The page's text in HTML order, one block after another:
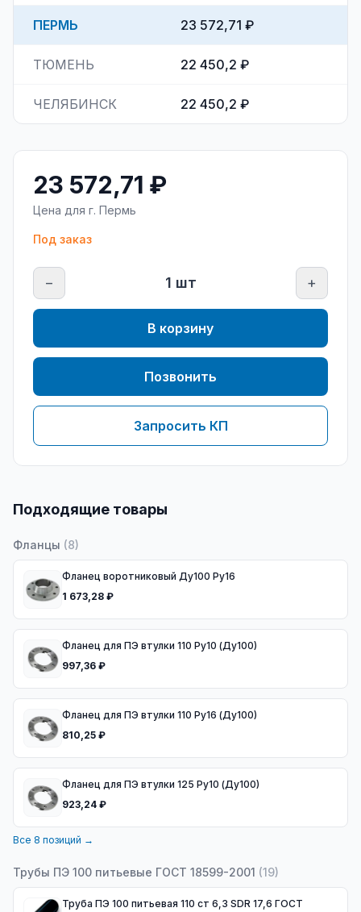
ПЕРМЬ 23 572,71 ₽
ТЮМЕНЬ 22 450,2 ₽
ЧЕЛЯБИНСК 22 450,2 ₽
23 572,71 ₽
Цена для г. Пермь
Под заказ
− 1 шт +
В корзину
Позвонить
Запросить КП
Подходящие товары
Фланцы (8)
Фланец воротниковый Ду100 Ру16
1 673,28 ₽
Фланец для ПЭ втулки 110 Ру10 (Ду100)
997,36 ₽
Фланец для ПЭ втулки 110 Ру16 (Ду100)
810,25 ₽
Фланец для ПЭ втулки 125 Ру10 (Ду100)
923,24 ₽
Все 8 позиций →
Трубы ПЭ 100 питьевые ГОСТ 18599-2001 (19)
Труба ПЭ 100 питьевая 110 ст 6,3 SDR 17,6 ГОСТ